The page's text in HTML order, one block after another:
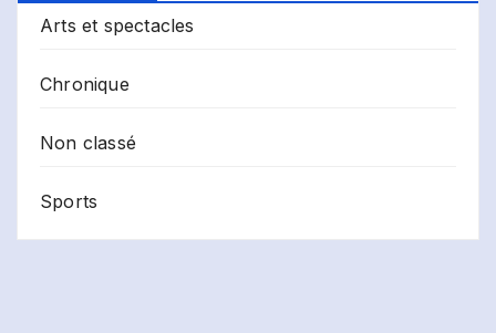
Arts et spectacles
Chronique
Non classé
Sports